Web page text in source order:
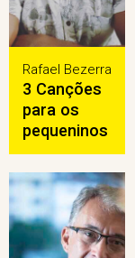
Rafael Bezerra
3 Canções
para os
pequeninos